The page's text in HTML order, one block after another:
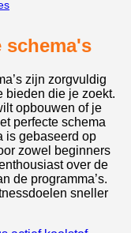
schema's
zijn zorgvuldig
bieden die je zoekt.
opbouwen of je
perfecte schema
is gebaseerd op
zowel beginners
over de
de programma’s.
sneller